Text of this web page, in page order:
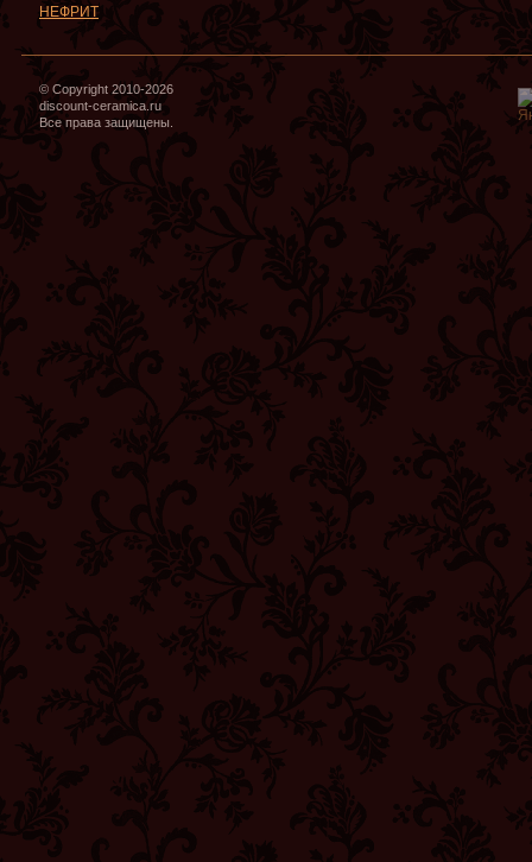
НЕФРИТ
© Copyright 2010-2026
discount-ceramica.ru
Все права защищены.